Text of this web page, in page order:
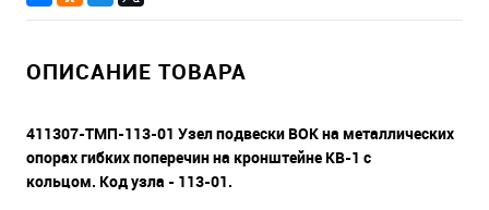
ОПИСАНИЕ ТОВАРА
411307-ТМП-113-01 Узел подвески ВОК на металлических
опорах гибких поперечин на кронштейне КВ-1 с
кольцом. Код узла - 113-01.